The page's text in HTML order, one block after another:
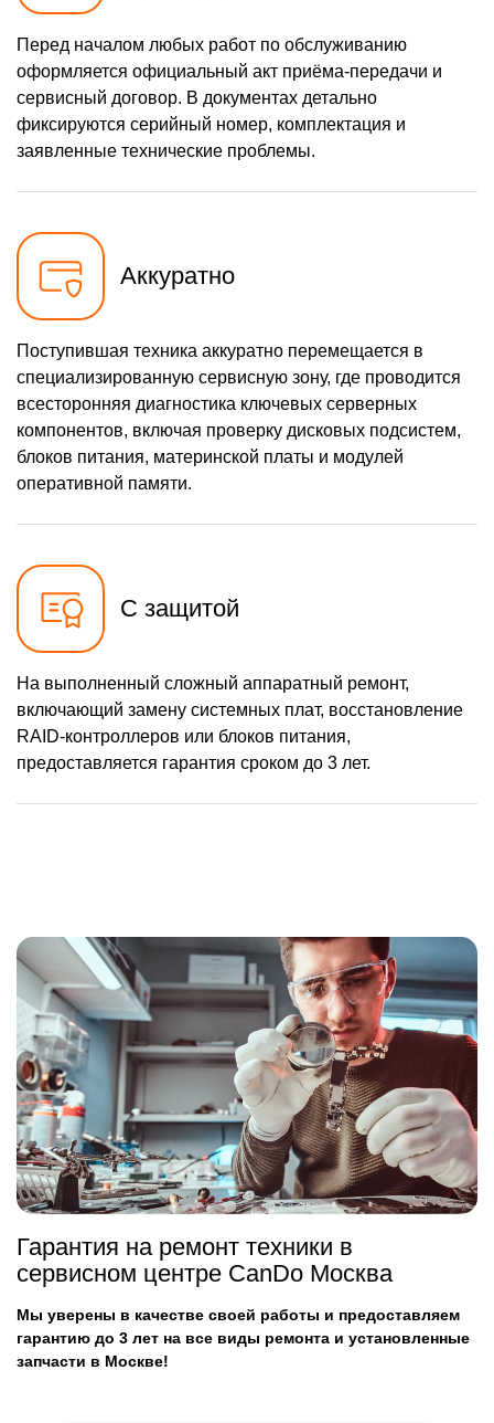
Перед началом любых работ по обслуживанию
оформляется официальный акт приёма-передачи и
сервисный договор. В документах детально
фиксируются серийный номер, комплектация и
заявленные технические проблемы.
Аккуратно
Поступившая техника аккуратно перемещается в
специализированную сервисную зону, где проводится
всесторонняя диагностика ключевых серверных
компонентов, включая проверку дисковых подсистем,
блоков питания, материнской платы и модулей
оперативной памяти.
С защитой
На выполненный сложный аппаратный ремонт,
включающий замену системных плат, восстановление
RAID-контроллеров или блоков питания,
предоставляется гарантия сроком до 3 лет.
Гарантия на ремонт техники в
сервисном центре CanDo Москва
Мы уверены в качестве своей работы и предоставляем
гарантию до 3 лет на все виды ремонта и установленные
запчасти в Москве!